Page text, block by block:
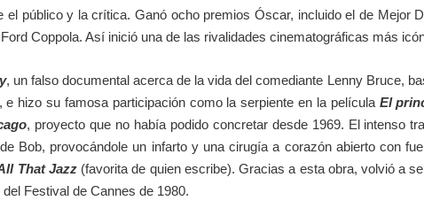
el público y la crítica. Ganó ocho premios Óscar, incluido el de Mejor
Coppola. Así inició una de las rivalidades cinematográficas más
, un falso documental acerca de la vida del comediante Lenny Bruce,
hizo su famosa participación como la serpiente en la película El
, proyecto que no había podido concretar desde 1969. El intenso
Bob, provocándole un infarto y una cirugía a corazón abierto con
That Jazz(favorita de quien escribe). Gracias a esta obra, volvió a
Festival de Cannes de 1980.